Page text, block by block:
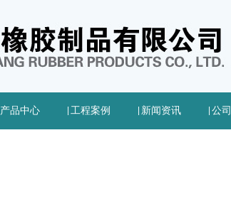
产品中心 工程案例 新闻资讯 公